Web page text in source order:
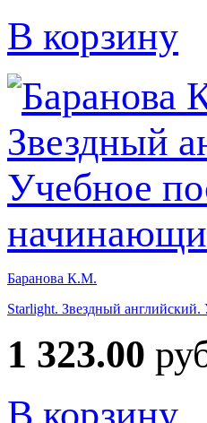
В корзину
Баранова К.М.
Starlight. Звездный
1 323.00